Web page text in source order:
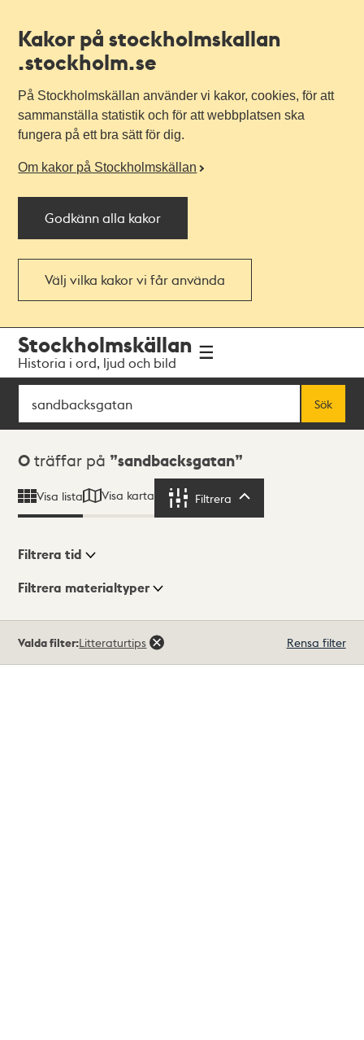
Kakor på stockholmskallan
.stockholm.se
På Stockholmskällan använder vi kakor, cookies, för att
sammanställa statistik och för att webbplatsen ska
fungera på ett bra sätt för dig.
Om kakor på Stockholmskällan
Godkänn alla kakor
Välj vilka kakor vi får använda
navigationen
huvudinnehållet
Stockholmskällan
Historia i ord, ljud och bild
Sök
Sök
Sökresultat
0 träffar på sandbacksgatan
Visa lista Visa karta Filtrera
Visningsläge
Filtrera tid
Filtrera materialtyper
träffar
Valda filter:Litteraturtips Rensa filter